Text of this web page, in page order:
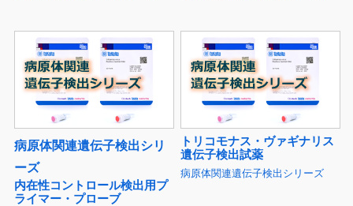
病原体関連遺伝子検出シリ
ーズ
内在性コントロール検出用プ
ライマー・プローブ
トリコモナス・ヴァギナリス
遺伝子検出試薬
病原体関連遺伝子検出シリーズ